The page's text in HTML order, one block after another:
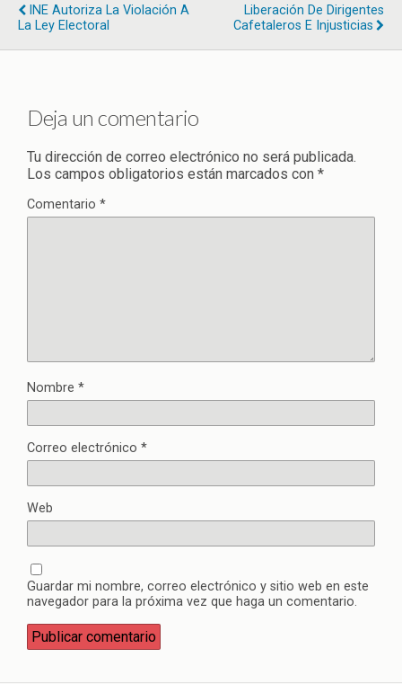
INE Autoriza La Violación A
La Ley Electoral
Liberación De Dirigentes
Cafetaleros E Injusticias
Deja un comentario
Tu dirección de correo electrónico no será publicada.
Los campos obligatorios están marcados con *
Comentario *
Nombre *
Correo electrónico *
Web
Guardar mi nombre, correo electrónico y sitio web en este
navegador para la próxima vez que haga un comentario.